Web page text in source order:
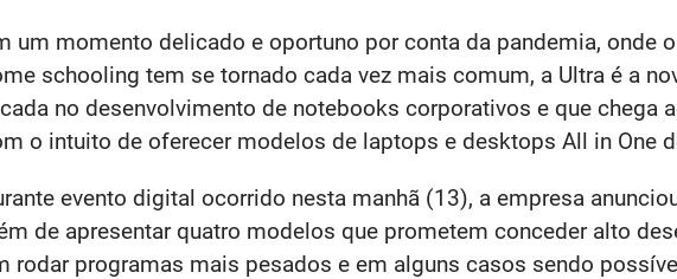
um momento delicado e oportuno por conta da pandemia, onde
schooling tem se tornado cada vez mais comum, a Ultra é a
no desenvolvimento de notebooks corporativos e que chega
o intuito de oferecer modelos de laptops e desktops All in One
evento digital ocorrido nesta manhã (13), a empresa
de apresentar quatro modelos que prometem conceder alto
rodar programas mais pesados e em alguns casos sendo